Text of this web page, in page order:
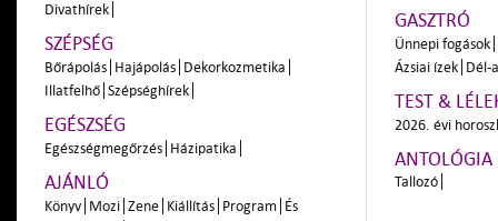
Divathírek
SZÉPSÉG
Bőrápolás Hajápolás Dekorkozmetika
Illatfelhő Szépséghírek
EGÉSZSÉG
Egészségmegőrzés Házipatika
AJÁNLÓ
Könyv Mozi Zene Kiállítás Program És
GASZTRÓ
Ünnepi fogások
Ázsiai ízek Dél-
TEST &
2026. évi
ANTOLÓGIA
Tallozó